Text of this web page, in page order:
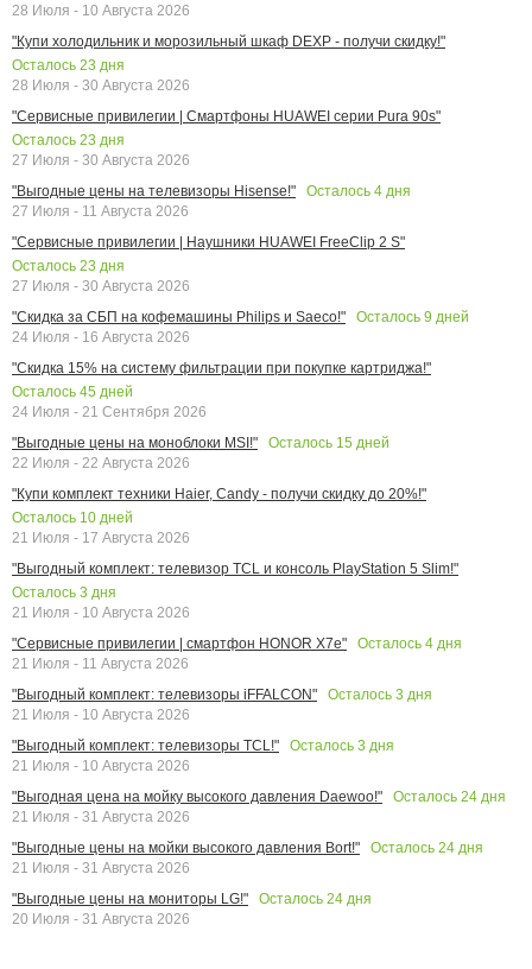
28 Июля - 10 Августа 2026
"Купи холодильник и морозильный шкаф DEXP - получи скидку!"
Осталось 23 дня
28 Июля - 30 Августа 2026
"Сервисные привилегии | Смартфоны HUAWEI серии Pura 90s"
Осталось 23 дня
27 Июля - 30 Августа 2026
"Выгодные цены на телевизоры Hisense!"
Осталось 4 дня
27 Июля - 11 Августа 2026
"Сервисные привилегии | Наушники HUAWEI FreeClip 2 S"
Осталось 23 дня
27 Июля - 30 Августа 2026
"Скидка за СБП на кофемашины Philips и Saeco!"
Осталось 9 дней
24 Июля - 16 Августа 2026
"Скидка 15% на систему фильтрации при покупке картриджа!"
Осталось 45 дней
24 Июля - 21 Сентября 2026
"Выгодные цены на моноблоки MSI!"
Осталось 15 дней
22 Июля - 22 Августа 2026
"Купи комплект техники Haier, Candy - получи скидку до 20%!"
Осталось 10 дней
21 Июля - 17 Августа 2026
"Выгодный комплект: телевизор TCL и консоль PlayStation 5 Slim!"
Осталось 3 дня
21 Июля - 10 Августа 2026
"Сервисные привилегии | смартфон HONOR X7e"
Осталось 4 дня
21 Июля - 11 Августа 2026
"Выгодный комплект: телевизоры iFFALCON"
Осталось 3 дня
21 Июля - 10 Августа 2026
"Выгодный комплект: телевизоры TCL!"
Осталось 3 дня
21 Июля - 10 Августа 2026
"Выгодная цена на мойку высокого давления Daewoo!"
Осталось 24 дня
21 Июля - 31 Августа 2026
"Выгодные цены на мойки высокого давления Bort!"
Осталось 24 дня
21 Июля - 31 Августа 2026
"Выгодные цены на мониторы LG!"
Осталось 24 дня
20 Июля - 31 Августа 2026